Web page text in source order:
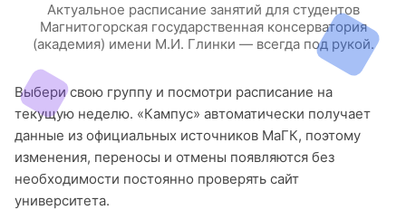
Актуальное расписание занятий для студентов
Магнитогорская государственная консерватория
(академия) имени М.И. Глинки — всегда под рукой.
Выбери свою группу и посмотри расписание на
текущую неделю. «Кампус» автоматически получает
данные из официальных источников МаГК, поэтому
изменения, переносы и отмены появляются без
необходимости постоянно проверять сайт
университета.